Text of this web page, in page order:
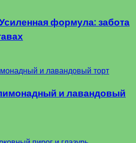
формула: забота
и лавандовый